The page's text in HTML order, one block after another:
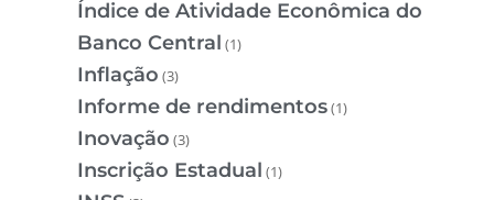
Índice de Atividade Econômica do
Banco Central (1)
Inflação (3)
Informe de rendimentos(1)
Inovação (3)
Inscrição Estadual (1)